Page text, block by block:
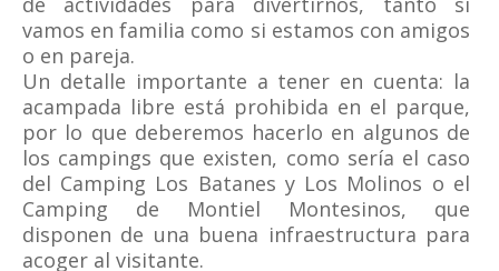
vamos en familia como si estamos con amigos
o en pareja.
Un detalle importante a tener en cuenta: la
acampada libre está prohibida en el parque,
por lo que deberemos hacerlo en algunos de
los campings que existen, como sería el caso
del Camping Los Batanes y Los Molinos o el
Camping de Montiel Montesinos, que
disponen de una buena infraestructura para
acoger al visitante.